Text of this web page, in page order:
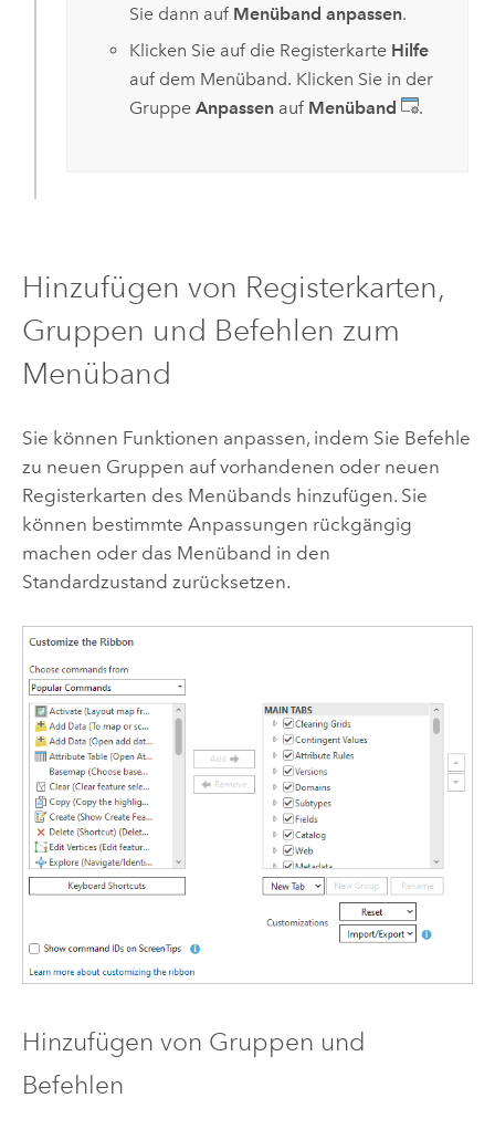
Sie dann auf Menüband anpassen.
Klicken Sie auf die Registerkarte Hilfe
auf dem Menüband. Klicken Sie in der
Gruppe Anpassenauf Menüband .
Hinzufügen von Registerkarten,
Gruppen und Befehlen zum
Menüband
Sie können Funktionen anpassen, indem Sie Befehle
zu neuen Gruppen auf vorhandenen oder neuen
Registerkarten des Menübands hinzufügen. Sie
können bestimmte Anpassungen rückgängig
machen oder das Menüband in den
Standardzustand zurücksetzen.
Hinzufügen von Gruppen und
Befehlen